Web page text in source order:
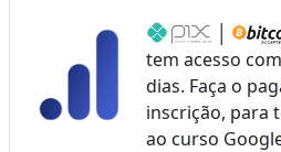
tem acesso
dias. Faça o
inscrição, para
ao curso